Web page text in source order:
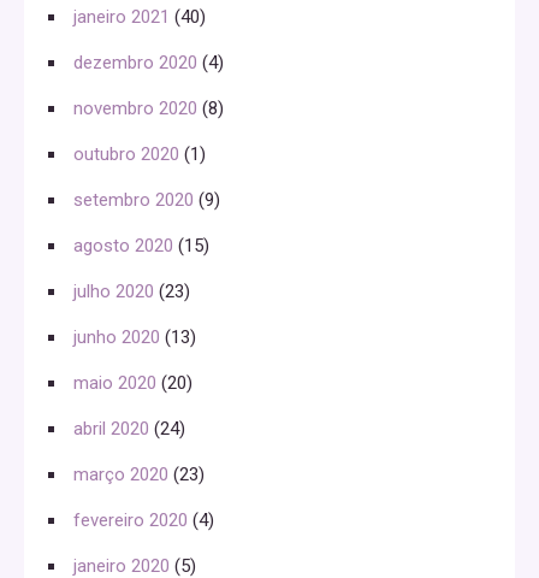
janeiro 2021 (40)
dezembro 2020 (4)
novembro 2020 (8)
outubro 2020 (1)
setembro 2020 (9)
agosto 2020 (15)
julho 2020 (23)
junho 2020 (13)
maio 2020 (20)
abril 2020 (24)
março 2020 (23)
fevereiro 2020 (4)
janeiro 2020 (5)